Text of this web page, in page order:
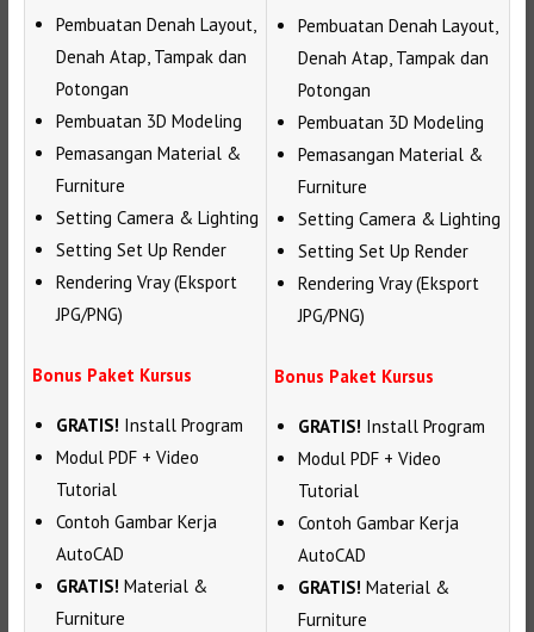
Pembuatan Denah Layout,
Denah Atap, Tampak dan
Potongan
Pembuatan 3D Modeling
Pemasangan Material &
Furniture
Setting Camera & Lighting
Setting Set Up Render
Rendering Vray (Eksport
JPG/PNG)
Bonus Paket Kursus
GRATIS! Install Program
Modul PDF + Video
Tutorial
Contoh Gambar Kerja
AutoCAD
GRATIS! Material &
Furniture
Pembuatan Denah Layout,
Denah Atap, Tampak dan
Potongan
Pembuatan 3D Modeling
Pemasangan Material &
Furniture
Setting Camera & Lighting
Setting Set Up Render
Rendering Vray (Eksport
JPG/PNG)
Bonus Paket Kursus
GRATIS! Install Program
Modul PDF + Video
Tutorial
Contoh Gambar Kerja
AutoCAD
GRATIS! Material &
Furniture